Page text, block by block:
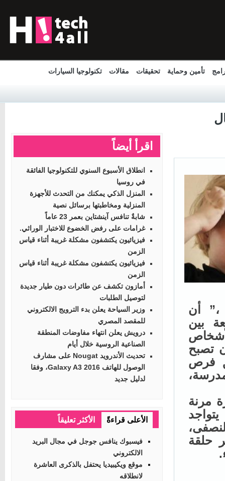
تأمين وحماية تحقيقات مقالات تكنولوجيا السيارات
اقرأ أيضاً
انطلاق الأسبوع السنوي للتكنولوجيا الفائقة
في روسيا
المنزل الذكي يمكنك من التحدث للأجهزة
المنزلية ومخاطبتها برسائل نصية
شابةٌ تنافس آينشتاين بعمر 23 عاماً
غرامات على رفض الخضوع للاختبار الوراثي.
فيزيائيون يكتشفون مشكلة غريبة أثناء قياس
الزمن
فيزيائيون يكتشفون مشكلة غريبة أثناء قياس
الزمن
أمازون تكشف عن طائرات دون طيار جديدة
لتوصيل الطلبات
وزير السياحة يعلن بدء الترويج الالكتروني
للمقصد المصري
درويش يعلن انتهاء مفاوضات المنطقة
الصناعية الروسية خلال أيام
تحديث الأندرويد Nougat على مشارف
الوصول للهاتف Galaxy A3 2016، وفقا
لدليل جديد
الأعلى قراءةً الأكثر تعليقاً
فيسبوك ينافس جوجل في مجال البريد
الالكتروني
موقع ويكيبيديا يحتفل بالذكرى العاشرة
لانطلاقه
أن
بين
12% من الأشخاص
تصبح
فرص
مرنة
حلقة